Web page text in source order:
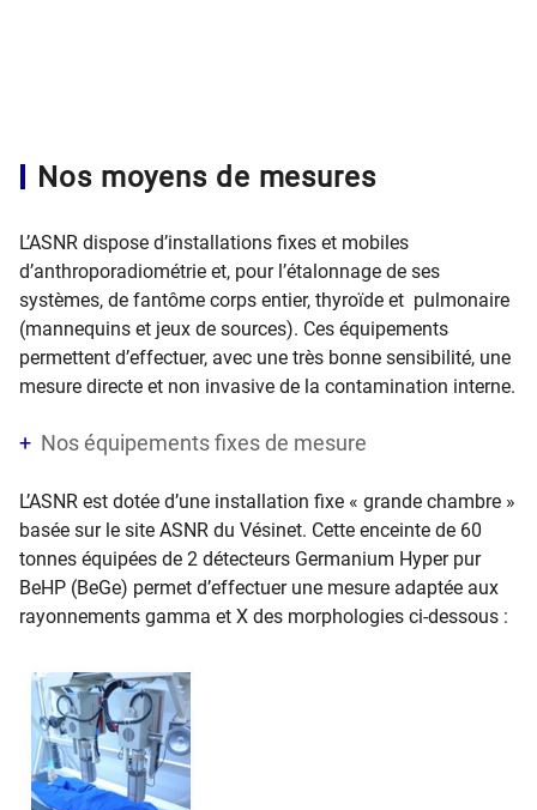
Nos moyens de mesures
L’ASNR dispose d’installations fixes et mobiles
d’anthroporadiométrie et, pour l’étalonnage de ses
systèmes, de fantôme corps entier, thyroïde et pulmonaire
(mannequins et jeux de sources). Ces équipements
permettent d’effectuer, avec une très bonne sensibilité, une
mesure directe et non invasive de la contamination interne.
Nos équipements fixes de mesure
L’ASNR est dotée d’une installation fixe « grande chambre »
basée sur le site ASNR du Vésinet. Cette enceinte de 60
tonnes équipées de 2 détecteurs Germanium Hyper pur
BeHP (BeGe) permet d’effectuer une mesure adaptée aux
rayonnements gamma et X des morphologies ci-dessous :